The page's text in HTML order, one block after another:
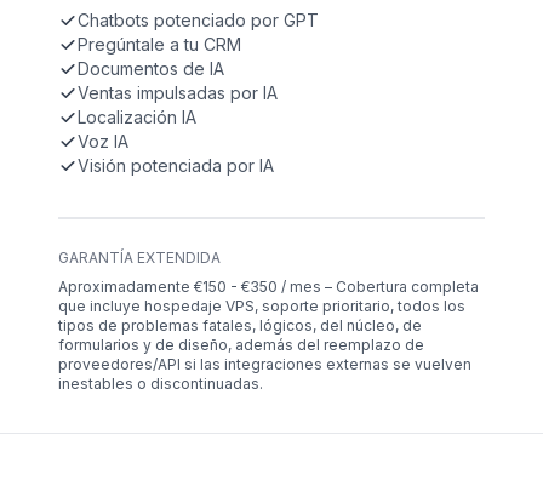
Chatbots potenciado por GPT
Pregúntale a tu CRM
Documentos de IA
Ventas impulsadas por IA
Localización IA
Voz IA
Visión potenciada por IA
GARANTÍA EXTENDIDA
Aproximadamente €150 - €350 / mes – Cobertura completa
que incluye hospedaje VPS, soporte prioritario, todos los
tipos de problemas fatales, lógicos, del núcleo, de
formularios y de diseño, además del reemplazo de
proveedores/API si las integraciones externas se vuelven
inestables o discontinuadas.